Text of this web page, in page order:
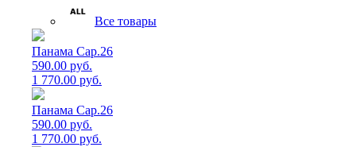
Все товары
Панама Cap.26
590.00 руб.
1 770.00 руб.
Панама Cap.26
590.00 руб.
1 770.00 руб.